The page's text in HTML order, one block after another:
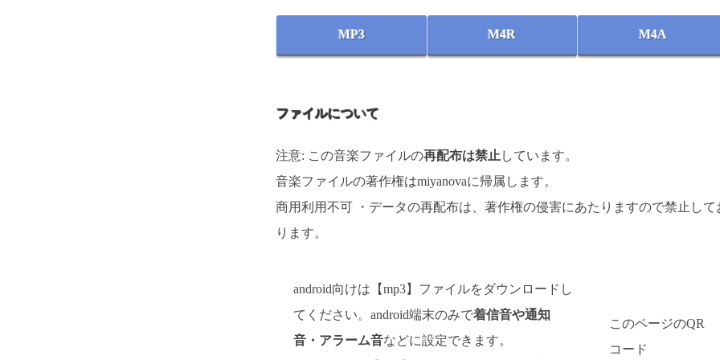
MP3 M4R M4A
ファイルについて
注意: この音楽ファイルの再配布は禁止 しています。
音楽ファイルの著作権はmiyanovaに帰属します。
商用利用不可 ・データの再配布は、著作権の侵害にあたりますので禁止して
ります。
android向けは【mp3】ファイルをダウンロードし
てください。android端末のみで着信音や通知
音・アラーム音などに設定できます。
このページのQR
コード